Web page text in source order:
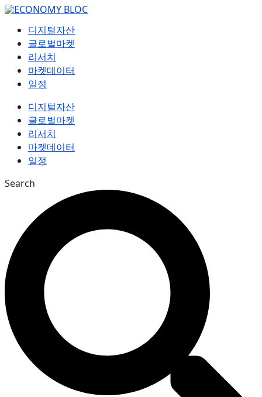
컨
디지털자산
글로벌마켓
리서치
마켓데이터
일정
디지털자산
글로벌마켓
리서치
마켓데이터
일정
Search